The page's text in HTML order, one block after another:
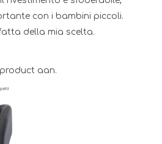
con i bambini piccoli.
della mia scelta.
aan.